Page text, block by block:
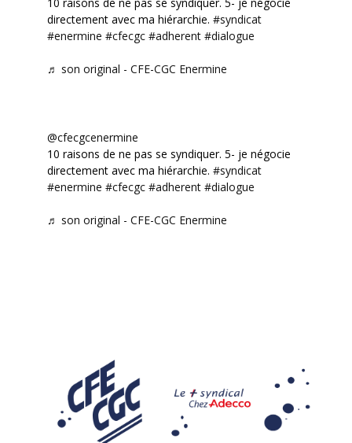
10 raisons de ne pas se syndiquer. 5- je négocie
directement avec ma hiérarchie. #syndicat
#enermine #cfecgc #adherent #dialogue
♬ son original - CFE-CGC Enermine
@cfecgcenermine
10 raisons de ne pas se syndiquer. 5- je négocie
directement avec ma hiérarchie. #syndicat
#enermine #cfecgc #adherent #dialogue
♬ son original - CFE-CGC Enermine